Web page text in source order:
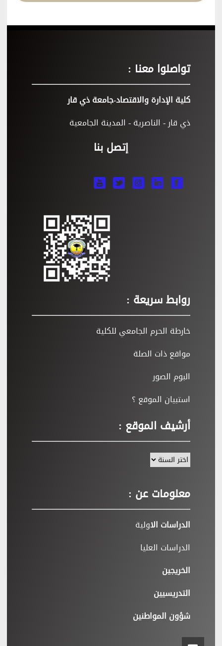
تواصلوا معنا :
كلية الإدارة والاقتصاد-جامعة ذي قار
ذي قار - الناصرية - المدينة الجامعية
إتصل بنا
روابط سريعة :
خارطة الحرم الجامعي للكلية
مواقع ذات الصلة
البوم الصور
استبيان الموقع ؟
أرشيف الموقع :
معلومات عن :
الدراسات الاولية
الدراسات العليا
الخريجين
التدريسيين
شؤون المواطنين